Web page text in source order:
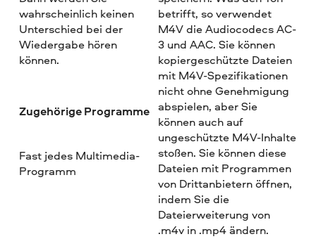
wahrscheinlich keinen
Unterschied bei der
Wiedergabe hören
können.
Zugehörige Programme
Fast jedes Multimedia-
Programm
betrifft, so verwendet
M4V die Audiocodecs AC-
3 und AAC. Sie können
kopiergeschützte Dateien
mit M4V-Spezifikationen
nicht ohne Genehmigung
abspielen, aber Sie
können auch auf
ungeschützte M4V-Inhalte
stoßen. Sie können diese
Dateien mit Programmen
von Drittanbietern öffnen,
indem Sie die
Dateierweiterung von
.m4v in .mp4 ändern.